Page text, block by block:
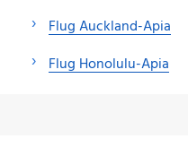
Flug Auckland-Apia
Flug Honolulu-Apia